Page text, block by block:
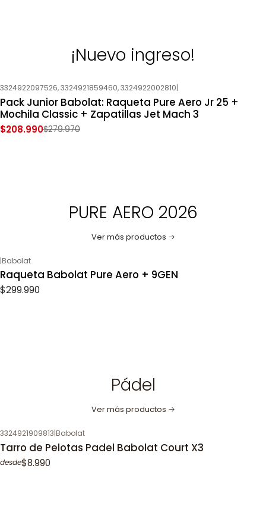
¡Nuevo ingreso!
-25% OFF
3324922097526, 3324921859460, 3324922002810|
Pack Junior Babolat: Raqueta Pure Aero Jr 25 +
Mochila Classic + Zapatillas Jet Mach 3
$208.990$279.970
PURE AERO 2026
Ver más productos
|Babolat
Raqueta Babolat Pure Aero + 9GEN
$299.990
Pádel
Ver más productos
3324921909813|Babolat
Tarro de Pelotas Padel Babolat Court X3
desde$8.990